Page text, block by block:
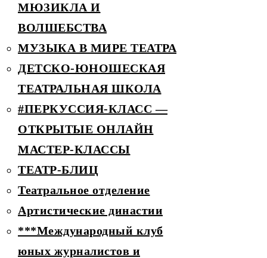
МЮЗИКЛА И
ВОЛШЕБСТВА
МУЗЫКА В МИРЕ ТЕАТРА
ДЕТCКО-ЮНОШЕСКАЯ
ТЕАТРАЛЬНАЯ ШКОЛА
#ПЕРКУССИЯ-КЛАСС —
ОТКРЫТЫЕ ОНЛАЙН
МАСТЕР-КЛАССЫ
ТЕАТР-БЛИЦ
Театральное отделение
Артистические династии
***Международный клуб
юных журналистов и